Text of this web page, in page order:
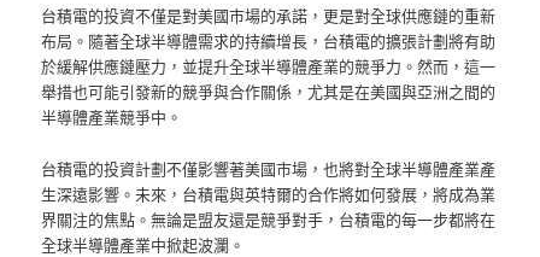
台積電的投資不僅是對美國市場的承諾，更是對全球供應鏈的重新
布局。隨著全球半導體需求的持續增長，台積電的擴張計劃將有助
於緩解供應鏈壓力，並提升全球半導體產業的競爭力。然而，這一
舉措也可能引發新的競爭與合作關係，尤其是在美國與亞洲之間的
半導體產業競爭中。
台積電的投資計劃不僅影響著美國市場，也將對全球半導體產業產
生深遠影響。未來，台積電與英特爾的合作將如何發展，將成為業
界關注的焦點。無論是盟友還是競爭對手，台積電的每一步都將在
全球半導體產業中掀起波瀾。